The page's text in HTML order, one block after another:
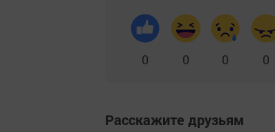
0 0 0 0
Расскажите друзьям